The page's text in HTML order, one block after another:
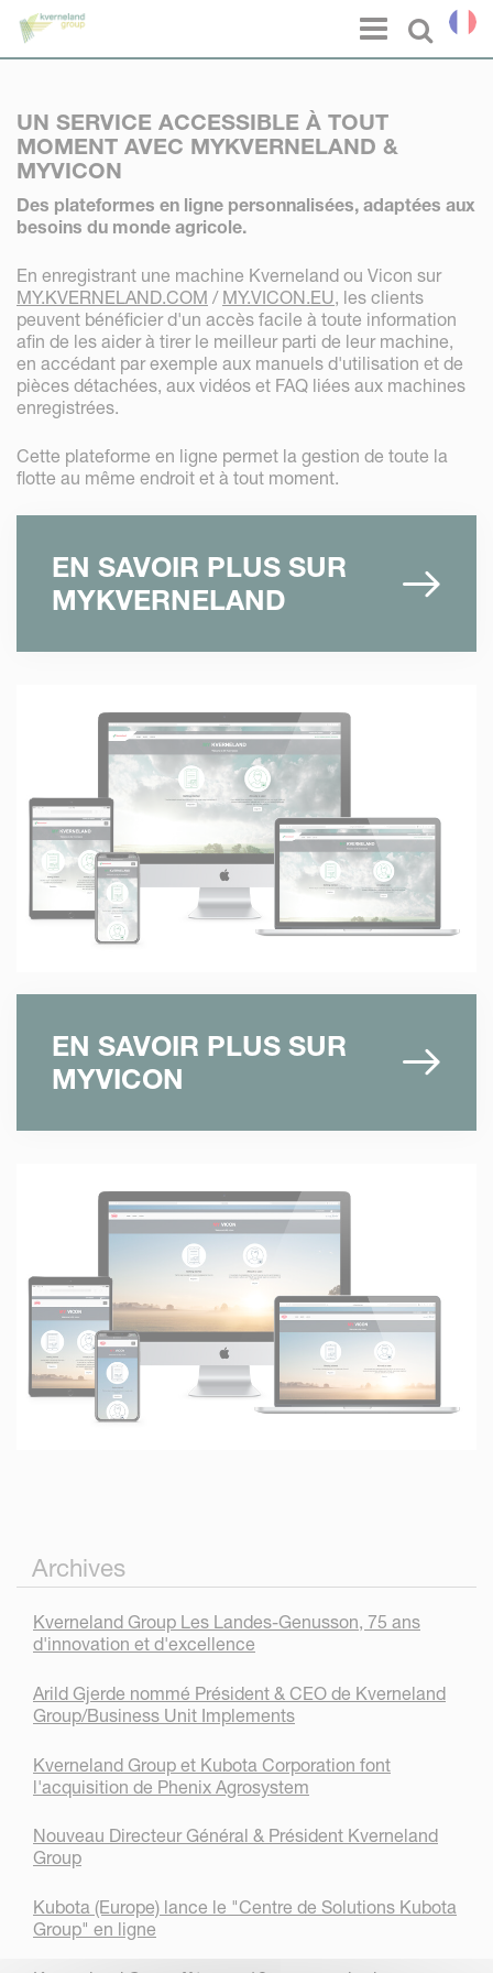
Select
Menu
UN SERVICE ACCESSIBLE À TOUT
MOMENT AVEC MYKVERNELAND &
MYVICON
Des plateformes en ligne personnalisées, adaptées aux
besoins du monde agricole.
En enregistrant une machine Kverneland ou Vicon sur
MY.KVERNELAND.COM / MY.VICON.EU, les clients
peuvent bénéficier d'un accès facile à toute information
afin de les aider à tirer le meilleur parti de leur machine,
en accédant par exemple aux manuels d'utilisation et de
pièces détachées, aux vidéos et FAQ liées aux machines
enregistrées.
Cette plateforme en ligne permet la gestion de toute la
flotte au même endroit et à tout moment.
EN SAVOIR PLUS SUR
MYKVERNELAND
EN SAVOIR PLUS SUR
MYVICON
Archives
Kverneland Group Les Landes-Genusson, 75 ans
d'innovation et d'excellence
Arild Gjerde nommé Président & CEO de Kverneland
Group/Business Unit Implements
Kverneland Group et Kubota Corporation font
l'acquisition de Phenix Agrosystem
Nouveau Directeur Général & Président Kverneland
Group
Kubota (Europe) lance le "Centre de Solutions Kubota
Group" en ligne
Panneau de gestion des cookies